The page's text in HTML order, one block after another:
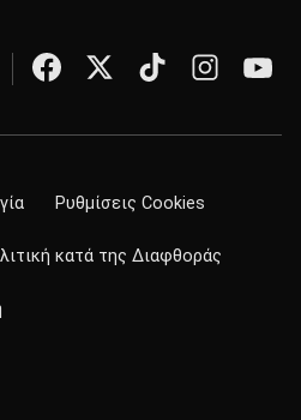
Ρυθμίσεις Cookies
κατά της Διαφθοράς